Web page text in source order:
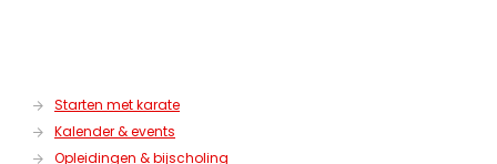
Starten met karate
Kalender & events
Opleidingen & bijscholing